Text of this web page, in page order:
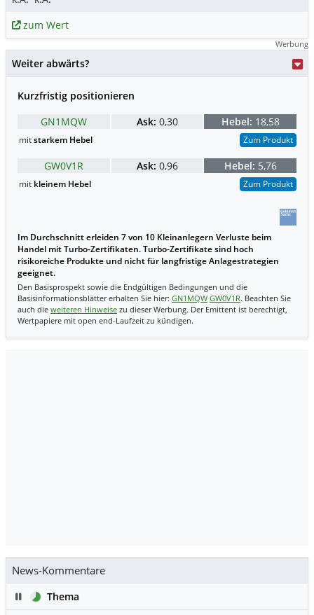
zum Wert
Werbung
Weiter abwärts?
Kurzfristig positionieren
GN1MQW
Ask: 0,30 Hebel: 18,58
mitstarkem Hebel Zum Produkt
GW0V1R Ask: 0,96 Hebel: 5,76
mit kleinem Hebel Zum Produkt
Im Durchschnitt erleiden 7 von 10 Kleinanlegern Verluste beim
Handel mit Turbo-Zertifikaten. Turbo-Zertifikate sind hoch
risikoreiche Produkte und nicht für langfristige Anlagestrategien
geeignet.
Den Basisprospekt sowie die Endgültigen Bedingungen und die
Basisinformationsblätter erhalten Sie hier: GN1MQW GW0V1R. Beachten Sie
auch die weiteren Hinweise zu dieser Werbung. Der Emittent ist berechtigt,
Wertpapiere mit open end-Laufzeit zu kündigen.
News-Kommentare
PauseThema